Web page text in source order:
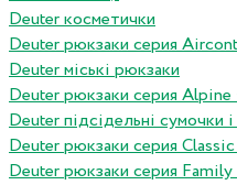
Deuter косметички
Deuter рюкзаки серия
Deuter міські рюкзаки
Deuter рюкзаки серия
Deuter підсідельні сумочки
Deuter рюкзаки серия
Deuter рюкзаки серия